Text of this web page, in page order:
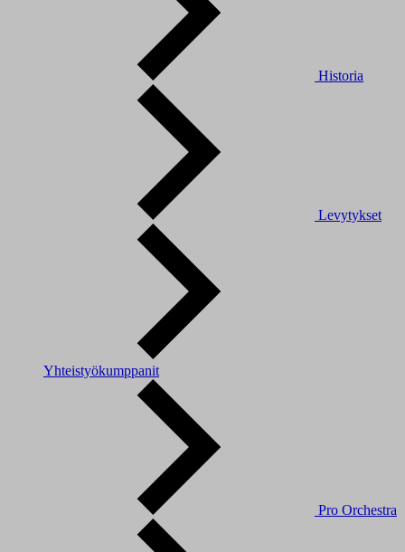
Historia
Levytykset
Yhteistyökumppanit
Pro Orchestra